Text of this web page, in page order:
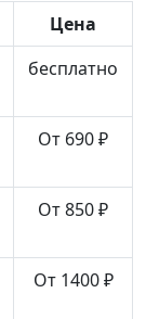
Цена
бесплатно
От 690 ₽
От 850 ₽
От 1400 ₽